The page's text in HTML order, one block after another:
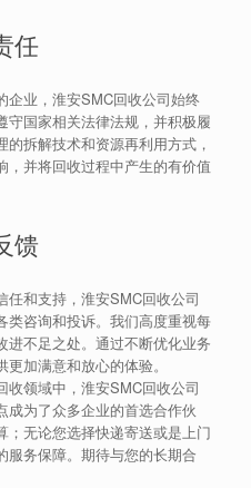
任
企业，淮安SMC回收公司始终
守国家相关法律法规，并积极履
拆解技术和资源再利用方式，
，并将回收过程中产生的有价值
馈
任和支持，淮安SMC回收公司
类咨询和投诉。我们高度重视每
进不足之处。通过不断优化业务
加满意和放心的体验。
领域中，淮安SMC回收公司
成为了众多企业的首选合作伙
；无论您选择快递寄送或是上门
服务保障。期待与您的长期合